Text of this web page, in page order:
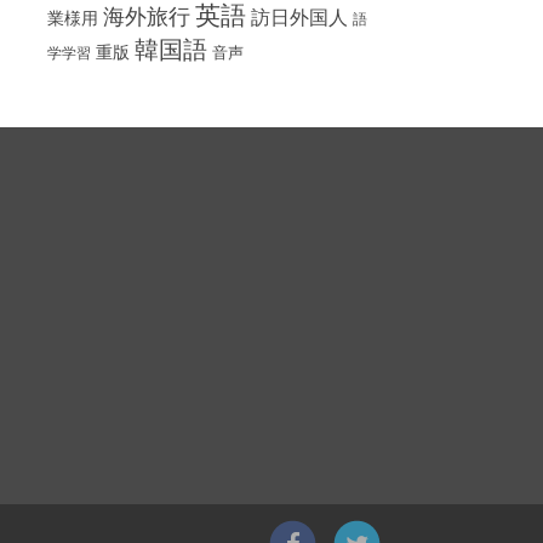
業様用 海外旅行英語訪日外国人 語
学学習 重版 韓国語 音声